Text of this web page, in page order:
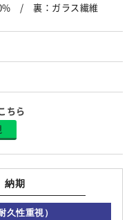
/ 裏：ガラス繊維
ちら
納期
久性重視）